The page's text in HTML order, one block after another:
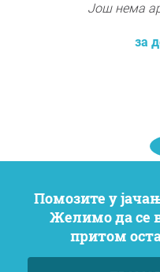
Још нема
за
Помозите у јачању грађанског учешћа.
Желимо да се
притом